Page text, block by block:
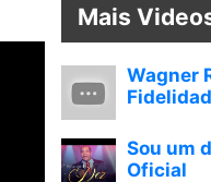
Mais
Wagner
Sou um
Oficial